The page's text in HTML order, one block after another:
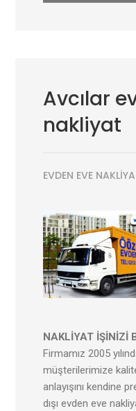
Avcılar
nakliyat
EVDEN EVE
NAKLİYAT İŞİNİZİ
Firmamız 2005
müşterilerimize
anlayışını kendine
dışı evden eve